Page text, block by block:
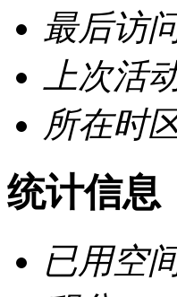
最后访
上次活
所在时
统计信息
已用空